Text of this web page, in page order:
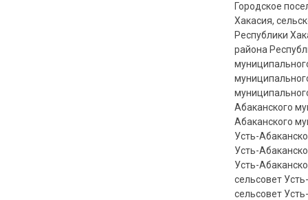
Городское
Хакасия,
Республики
района
Абаканского
Абаканского
Усть-
Усть-
Усть-
сельсовет
сельсовет